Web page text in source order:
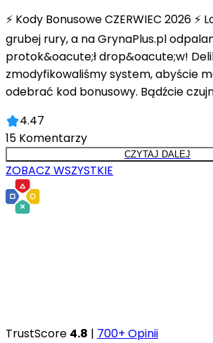
⚡ Kody Bonusowe CZERWIEC 2026 ⚡
grubej rury, a na GrynaPlus.pl
protok&oacute;ł drop&oacute;w!
zmodyfikowaliśmy system, abyście
odebrać kod bonusowy. Bądźcie
4.47
15 Komentarzy
CZYTAJ DALEJ
ZOBACZ WSZYSTKIE
TrustScore 4.8 | 700+ Opinii